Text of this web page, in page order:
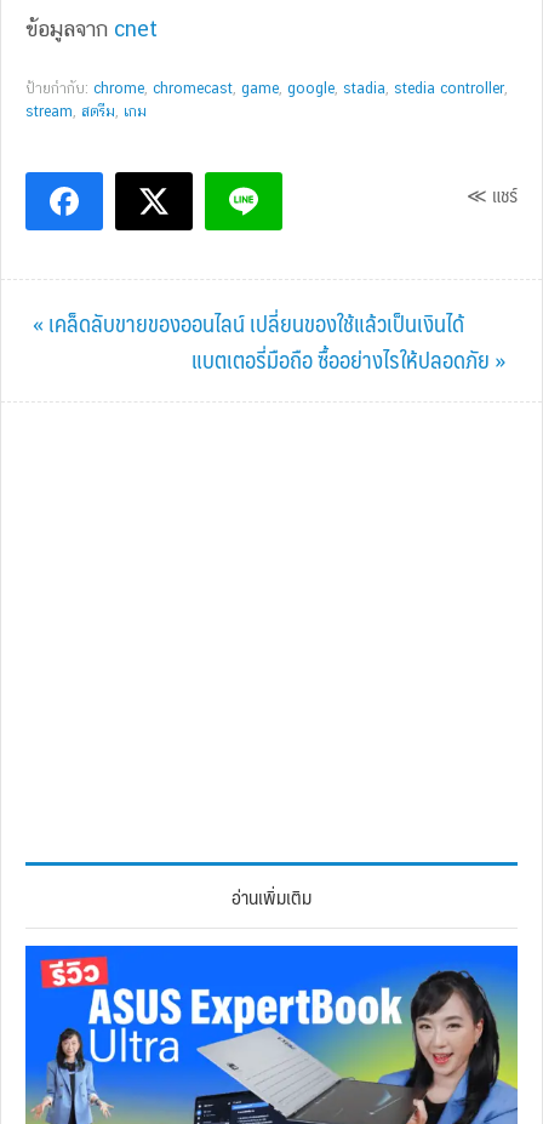
ข้อมูลจาก cnet
ป้ายกำกับ: chrome, chromecast, game, google, stadia, stedia controller,
stream, สตรีม, เกม
≪ แชร์
Previous
« เคล็ดลับขายของออนไลน์ เปลี่ยนของใช้แล้วเป็นเงินได้
Next
Post:
แบตเตอรี่มือถือ ซื้ออย่างไรให้ปลอดภัย »
อ่านเพิ่มเติม